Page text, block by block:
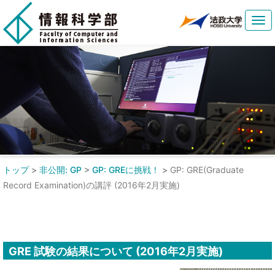
トップ> 非公開: GP > GP: GREに挑戦！ > GP: GRE(Graduate
Record Examination)の講評 (2016年2月実施)
GRE 試験の結果について (2016年2月実施)